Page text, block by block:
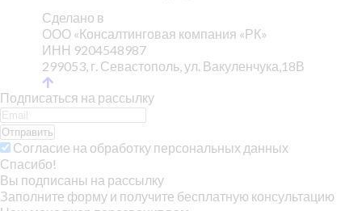
Сделано в
ООО «Консалтинговая компания «РК»
ИНН 9204548987
299053, г. Севастополь, ул. Вакуленчука,18В
Подписаться на рассылку
Отправить
Согласие на обработку персональных данных
Спасибо!
Вы подписаны на рассылку
Заполните форму и получите бесплатную консультацию